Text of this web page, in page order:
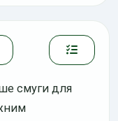
смуги для